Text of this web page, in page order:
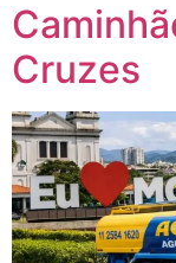
Cruzes